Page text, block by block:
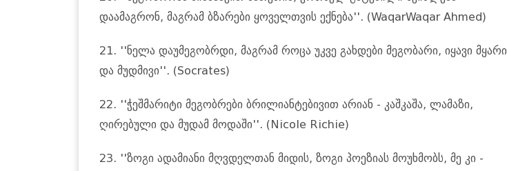
დაამაგრონ, მაგრამ ბზარები ყოველთვის ექნება''. (WaqarWaqar Ahmed)
21. ''ნელა დაუმეგობრდი, მაგრამ როცა უკვე გახდები მეგობარი, იყავი მყარი
და მუდმივი''. (Socrates)
22. ''ჭეშმარიტი მეგობრები ბრილიანტებივით არიან - კაშკაშა, ლამაზი,
ღირებული და მუდამ მოდაში''. (Nicole Richie)
23. ''ზოგი ადამიანი მღვდელთან მიდის, ზოგი პოეზიას მოუხმობს, მე კი -